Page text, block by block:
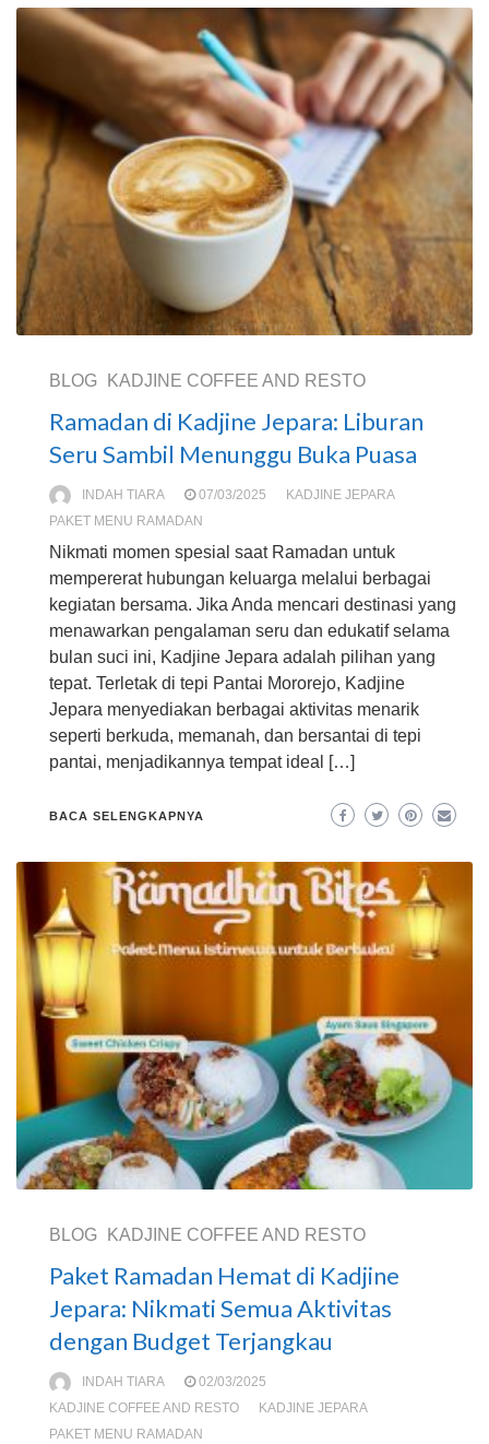
BLOG KADJINE COFFEE AND RESTO
Ramadan di Kadjine Jepara: Liburan
Seru Sambil Menunggu Buka Puasa
INDAH TIARA 07/03/2025
KADJINE JEPARA
PAKET MENU RAMADAN
Nikmati momen spesial saat Ramadan untuk
mempererat hubungan keluarga melalui berbagai
kegiatan bersama. Jika Anda mencari destinasi yang
menawarkan pengalaman seru dan edukatif selama
bulan suci ini, Kadjine Jepara adalah pilihan yang
tepat. Terletak di tepi Pantai Mororejo, Kadjine
Jepara menyediakan berbagai aktivitas menarik
seperti berkuda, memanah, dan bersantai di tepi
pantai, menjadikannya tempat ideal […]
BACA SELENGKAPNYA
BLOG KADJINE COFFEE AND RESTO
Paket Ramadan Hemat di Kadjine
Jepara: Nikmati Semua Aktivitas
dengan Budget Terjangkau
INDAH TIARA
02/03/2025
KADJINE COFFEE AND RESTO
KADJINE JEPARA
PAKET MENU RAMADAN